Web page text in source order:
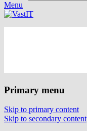
Menu
Primary menu
Skip to primary content
Skip to secondary content